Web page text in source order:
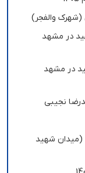
والفجر)
در مشهد
در مشهد
نجیبی
شهید